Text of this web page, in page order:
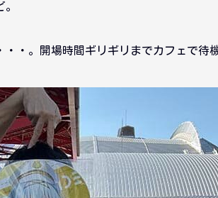
・。開場時間ギリギリまでカフェで待